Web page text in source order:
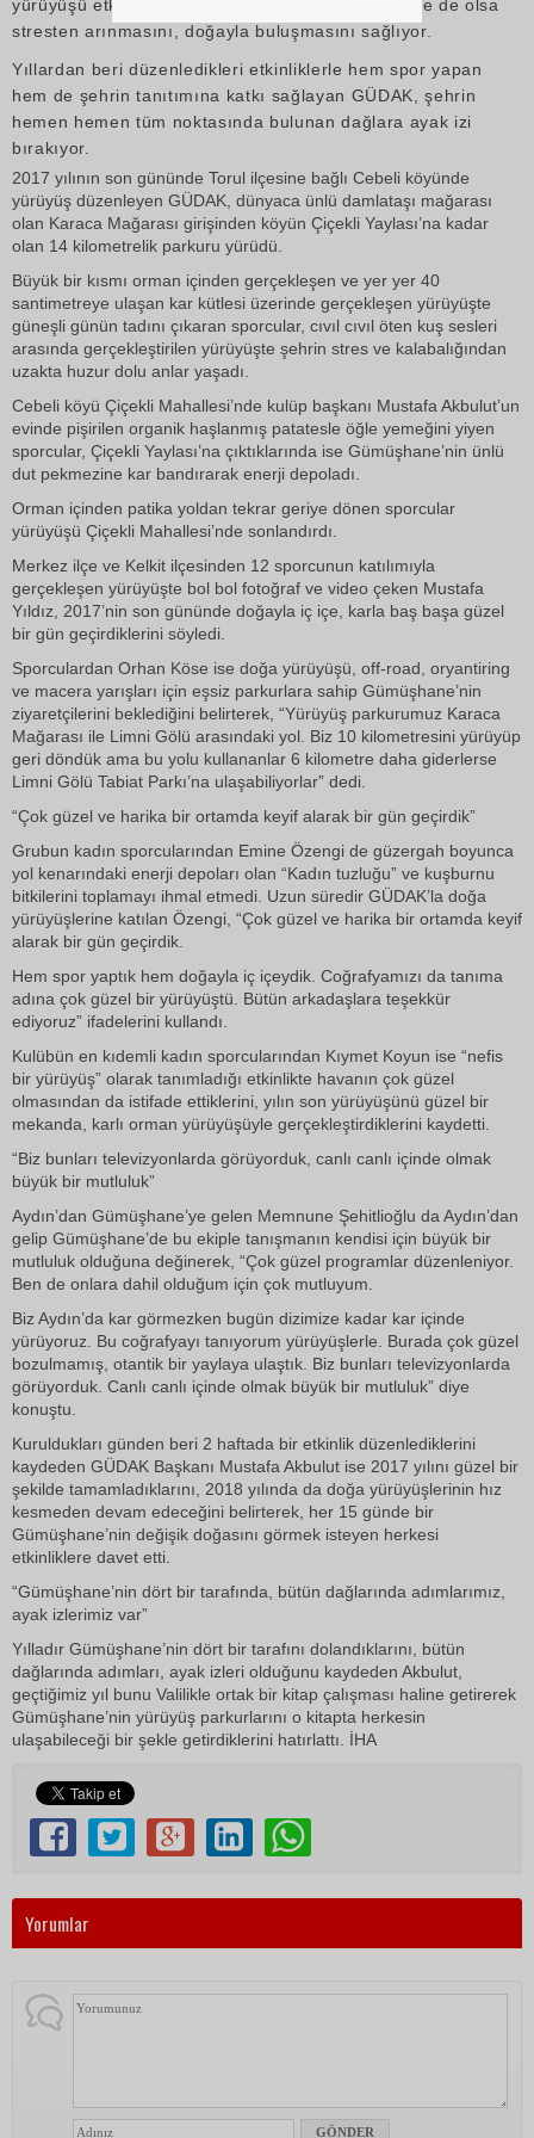
yürüyüşü etkinlikleriyle katılımcıların bir günlüğüne de olsa
stresten arınmasını, doğayla buluşmasını sağlıyor.
Yıllardan beri düzenledikleri etkinliklerle hem spor yapan
hem de şehrin tanıtımına katkı sağlayan GÜDAK, şehrin
hemen hemen tüm noktasında bulunan dağlara ayak izi
bırakıyor.
2017 yılının son gününde Torul ilçesine bağlı Cebeli köyünde
yürüyüş düzenleyen GÜDAK, dünyaca ünlü damlataşı mağarası
olan Karaca Mağarası girişinden köyün Çiçekli Yaylası’na kadar
olan 14 kilometrelik parkuru yürüdü.
Büyük bir kısmı orman içinden gerçekleşen ve yer yer 40
santimetreye ulaşan kar kütlesi üzerinde gerçekleşen yürüyüşte
güneşli günün tadını çıkaran sporcular, cıvıl cıvıl öten kuş sesleri
arasında gerçekleştirilen yürüyüşte şehrin stres ve kalabalığından
uzakta huzur dolu anlar yaşadı.
Cebeli köyü Çiçekli Mahallesi’nde kulüp başkanı Mustafa Akbulut’un
evinde pişirilen organik haşlanmış patatesle öğle yemeğini yiyen
sporcular, Çiçekli Yaylası’na çıktıklarında ise Gümüşhane’nin ünlü
dut pekmezine kar bandırarak enerji depoladı.
Orman içinden patika yoldan tekrar geriye dönen sporcular
yürüyüşü Çiçekli Mahallesi’nde sonlandırdı.
Merkez ilçe ve Kelkit ilçesinden 12 sporcunun katılımıyla
gerçekleşen yürüyüşte bol bol fotoğraf ve video çeken Mustafa
Yıldız, 2017’nin son gününde doğayla iç içe, karla baş başa güzel
bir gün geçirdiklerini söyledi.
Sporculardan Orhan Köse ise doğa yürüyüşü, off-road, oryantiring
ve macera yarışları için eşsiz parkurlara sahip Gümüşhane’nin
ziyaretçilerini beklediğini belirterek, “Yürüyüş parkurumuz Karaca
Mağarası ile Limni Gölü arasındaki yol. Biz 10 kilometresini yürüyüp
geri döndük ama bu yolu kullananlar 6 kilometre daha giderlerse
Limni Gölü Tabiat Parkı’na ulaşabiliyorlar” dedi.
“Çok güzel ve harika bir ortamda keyif alarak bir gün geçirdik”
Grubun kadın sporcularından Emine Özengi de güzergah boyunca
yol kenarındaki enerji depoları olan “Kadın tuzluğu” ve kuşburnu
bitkilerini toplamayı ihmal etmedi. Uzun süredir GÜDAK’la doğa
yürüyüşlerine katılan Özengi, “Çok güzel ve harika bir ortamda keyif
alarak bir gün geçirdik.
Hem spor yaptık hem doğayla iç içeydik. Coğrafyamızı da tanıma
adına çok güzel bir yürüyüştü. Bütün arkadaşlara teşekkür
ediyoruz” ifadelerini kullandı.
Kulübün en kıdemli kadın sporcularından Kıymet Koyun ise “nefis
bir yürüyüş” olarak tanımladığı etkinlikte havanın çok güzel
olmasından da istifade ettiklerini, yılın son yürüyüşünü güzel bir
mekanda, karlı orman yürüyüşüyle gerçekleştirdiklerini kaydetti.
“Biz bunları televizyonlarda görüyorduk, canlı canlı içinde olmak
büyük bir mutluluk”
Aydın’dan Gümüşhane’ye gelen Memnune Şehitlioğlu da Aydın’dan
gelip Gümüşhane’de bu ekiple tanışmanın kendisi için büyük bir
mutluluk olduğuna değinerek, “Çok güzel programlar düzenleniyor.
Ben de onlara dahil olduğum için çok mutluyum.
Biz Aydın’da kar görmezken bugün dizimize kadar kar içinde
yürüyoruz. Bu coğrafyayı tanıyorum yürüyüşlerle. Burada çok güzel
bozulmamış, otantik bir yaylaya ulaştık. Biz bunları televizyonlarda
görüyorduk. Canlı canlı içinde olmak büyük bir mutluluk” diye
konuştu.
Kuruldukları günden beri 2 haftada bir etkinlik düzenlediklerini
kaydeden GÜDAK Başkanı Mustafa Akbulut ise 2017 yılını güzel bir
şekilde tamamladıklarını, 2018 yılında da doğa yürüyüşlerinin hız
kesmeden devam edeceğini belirterek, her 15 günde bir
Gümüşhane’nin değişik doğasını görmek isteyen herkesi
etkinliklere davet etti.
“Gümüşhane’nin dört bir tarafında, bütün dağlarında adımlarımız,
ayak izlerimiz var”
Yılladır Gümüşhane’nin dört bir tarafını dolandıklarını, bütün
dağlarında adımları, ayak izleri olduğunu kaydeden Akbulut,
geçtiğimiz yıl bunu Valilikle ortak bir kitap çalışması haline getirerek
Gümüşhane’nin yürüyüş parkurlarını o kitapta herkesin
ulaşabileceği bir şekle getirdiklerini hatırlattı. İHA
Yorumlar